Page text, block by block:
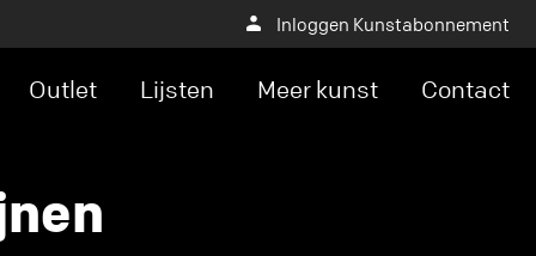
Inloggen Kunstabonnement
Outlet Lijsten Meer kunst Contact